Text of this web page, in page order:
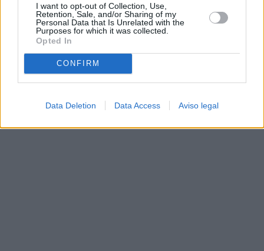
I want to opt-out of Collection, Use,
Retention, Sale, and/or Sharing of my
Personal Data that Is Unrelated with the
Purposes for which it was collected.
Opted In
CONFIRM
Data Deletion Data Access Aviso legal